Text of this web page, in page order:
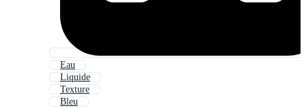
Eau
Liquide
Texture
Bleu